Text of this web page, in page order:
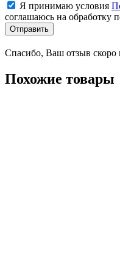
Я принимаю условия
соглашаюсь на обработку
Отправить
Спасибо, Ваш отзыв скоро
Похожие товары